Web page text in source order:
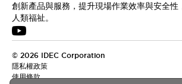
創新產品與服務，提升現場作業效率與安全性
人類福祉。
© 2026 IDEC Corporation
隱私權政策
使用條款